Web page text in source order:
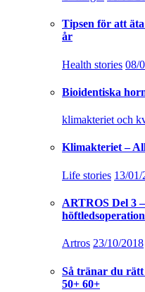
Tipsen för att
år
Health stories 08/
Bioidentiska
klimakteriet och
Klimakteriet –
Life stories 13/01/
ARTROS Del 3
höftledsoperation
Artros 23/10/2018
Så tränar du
50+ 60+